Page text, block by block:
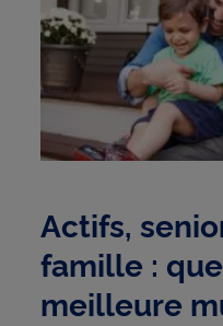
Actifs,
famille :
meilleure